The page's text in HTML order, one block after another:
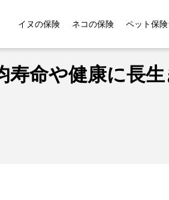
イヌの保険 ネコの保険 ペット保
ングTOP10│平均寿命や健康に長生き
命や健康に長